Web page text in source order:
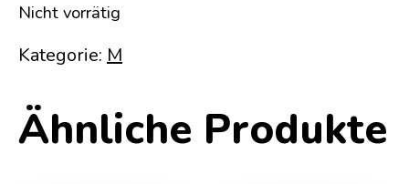
Nicht vorrätig
Kategorie: M
Ähnliche Produkte